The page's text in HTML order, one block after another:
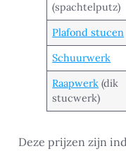
(spachtelputz)
Plafond stucen
Schuurwerk
Raapwerk (dik
stucwerk)
Deze prijzen zijn